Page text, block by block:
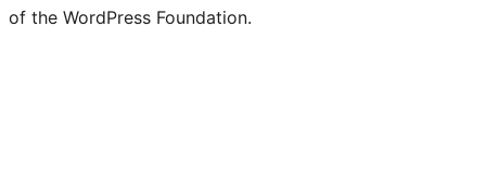
of the WordPress Foundation.